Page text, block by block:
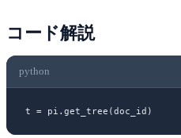
コード解説
python
t = pi.get_tree(doc_id)